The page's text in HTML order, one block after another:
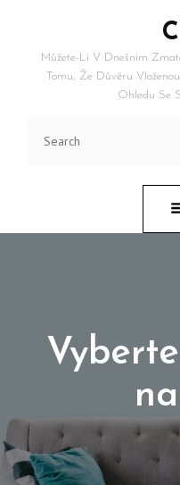
Můžete-Li V Dnešním
Tomu, Že Důvěru
Ohledu Se